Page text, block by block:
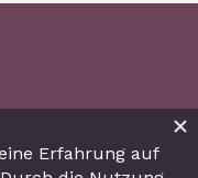
mir eine